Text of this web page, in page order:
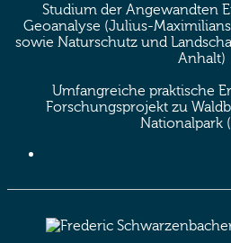
Studium der Angewandten
Geoanalyse (Julius-
sowie Naturschutz und
Anhalt)
Umfangreiche praktische
Forschungsprojekt zu
Nationalpark